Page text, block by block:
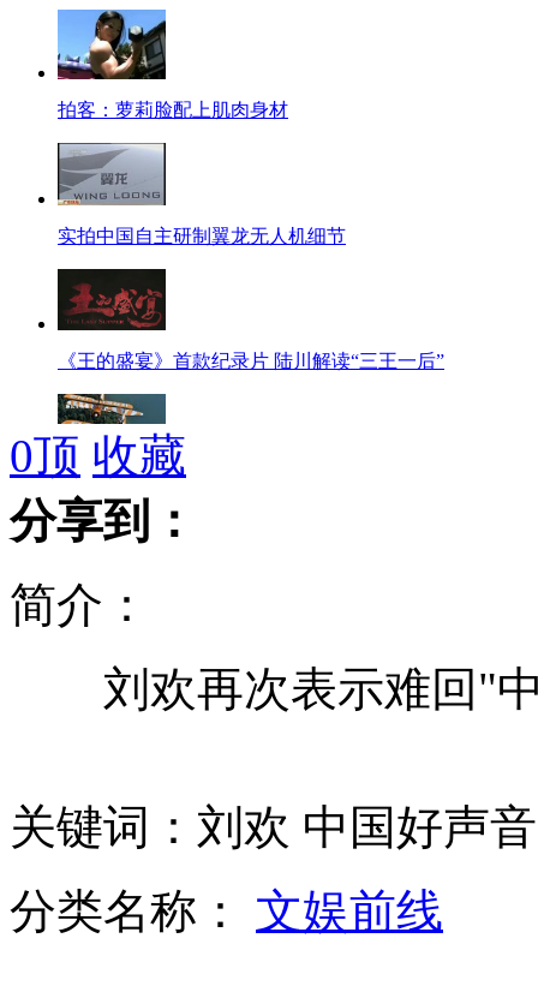
拍客：萝莉脸配上肌肉身材
实拍中国自主研制翼龙无人机细节
《王的盛宴》首款纪录片 陆川解读“三王一后”
拍客：零距离拍摄“百年灵”组装现场
拍客：神秘装甲车出现珠海航展现场
0顶 收藏
分享到：
简介：
刘欢再次表示难回"
关键词：刘欢 中国好声
分类名称： 文娱前线